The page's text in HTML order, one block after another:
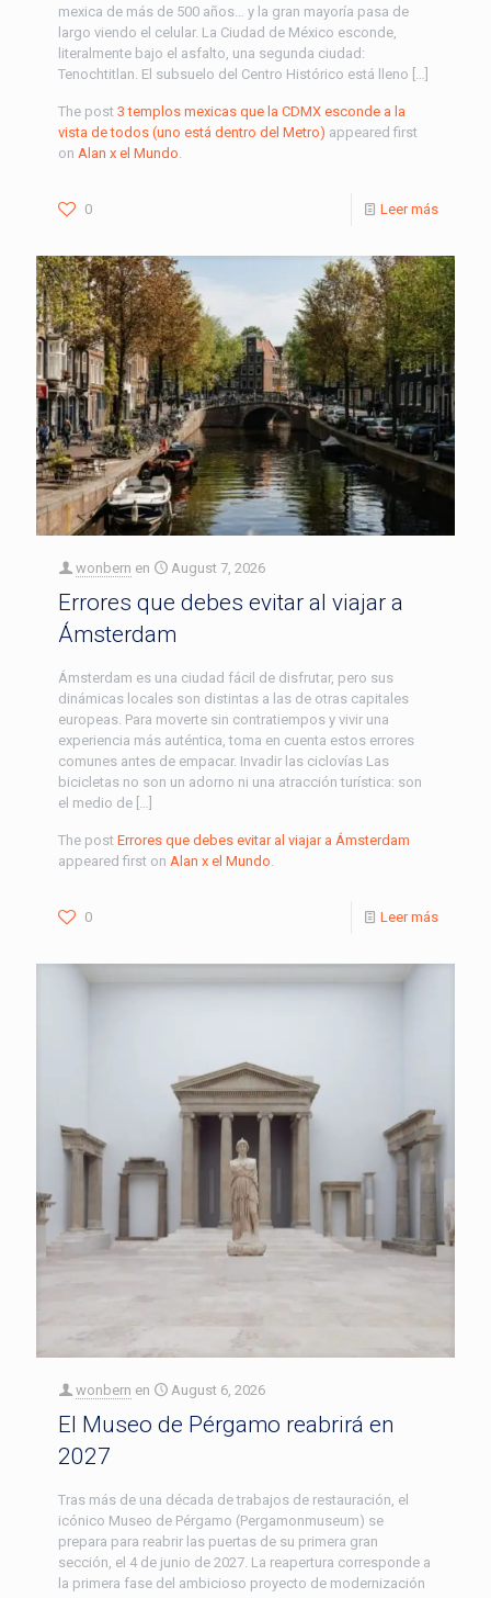
mexica de más de 500 años… y la gran mayoría pasa de
largo viendo el celular. La Ciudad de México esconde,
literalmente bajo el asfalto, una segunda ciudad:
Tenochtitlan. El subsuelo del Centro Histórico está lleno […]
The post 3 templos mexicas que la CDMX esconde a la
vista de todos (uno está dentro del Metro) appeared first
on Alan x el Mundo.
0 Leer más
wonbern en August 7, 2026
Errores que debes evitar al viajar a
Ámsterdam
Ámsterdam es una ciudad fácil de disfrutar, pero sus
dinámicas locales son distintas a las de otras capitales
europeas. Para moverte sin contratiempos y vivir una
experiencia más auténtica, toma en cuenta estos errores
comunes antes de empacar. Invadir las ciclovías Las
bicicletas no son un adorno ni una atracción turística: son
el medio de […]
The post Errores que debes evitar al viajar a Ámsterdam
appeared first on Alan x el Mundo.
0 Leer más
wonbern en August 6, 2026
El Museo de Pérgamo reabrirá en
2027
Tras más de una década de trabajos de restauración, el
icónico Museo de Pérgamo (Pergamonmuseum) se
prepara para reabrir las puertas de su primera gran
sección, el 4 de junio de 2027. La reapertura corresponde a
la primera fase del ambicioso proyecto de modernización